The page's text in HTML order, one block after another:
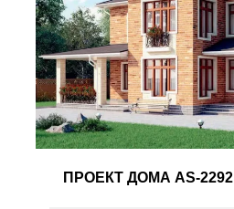
ПРОЕКТ ДОМА AS-2292